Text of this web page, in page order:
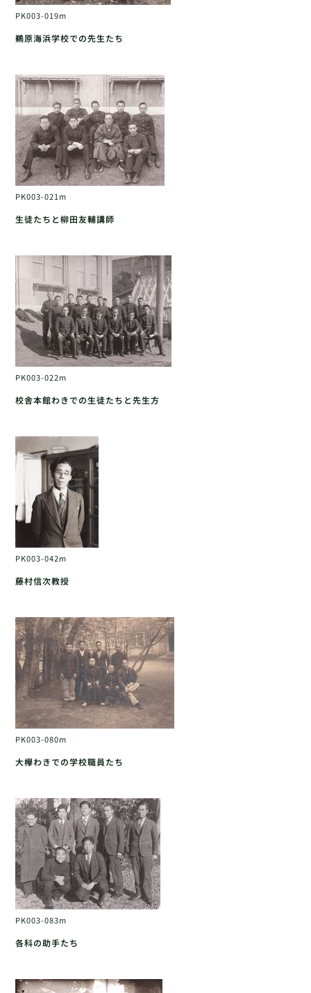
PK003-019m
鵜原海浜学校での先生たち
PK003-021m
生徒たちと柳田友輔講師
PK003-022m
校舎本館わきでの生徒たちと先生方
PK003-042m
藤村信次教授
PK003-080m
大欅わきでの学校職員たち
PK003-083m
各科の助手たち